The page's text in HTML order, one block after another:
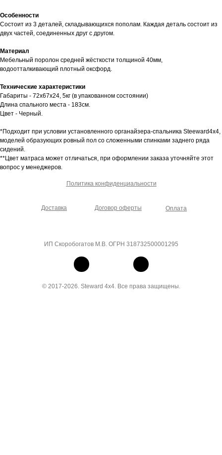
Особенности
Состоит из 3 деталей, складывающихся пополам. Каждая деталь состоит из
двух частей, соединенных друг с другом.
Материал
Мебельный поролон средней жёсткости толщиной 40мм,
водоотталкивающий плотный оксфорд.
Технические характеристики
Габариты - 72х67х24, 5кг (в упакованном состоянии)
Длина спального места - 183см.
Цвет - Черный.
*Подходит при условии установленного органайзера-спальника Steeward4x4,
моделей образующих ровный пол со сложенными спинками заднего ряда
сидений.
**Цвет матраса может отличаться, при оформлении заказа уточняйте этот
вопрос у менеджеров.
Политика конфиденциальности
Договор оферты Оплата
Доставка
ИП Скоробогатов М.В. ОГРН 318732500001295
© 2017-2026. Steward 4x4. Все права защищены.